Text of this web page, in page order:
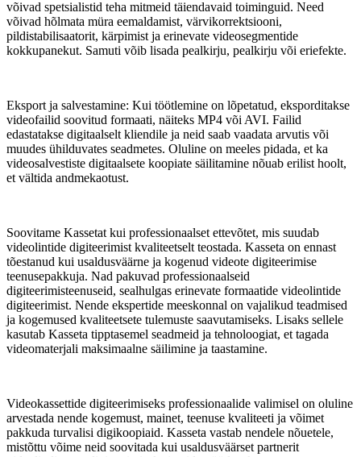
võivad spetsialistid teha mitmeid täiendavaid toiminguid. Need
võivad hõlmata müra eemaldamist, värvikorrektsiooni,
pildistabilisaatorit, kärpimist ja erinevate videosegmentide
kokkupanekut. Samuti võib lisada pealkirju, pealkirju või eriefekte.
Eksport ja salvestamine: Kui töötlemine on lõpetatud, eksporditakse
videofailid soovitud formaati, näiteks MP4 või AVI. Failid
edastatakse digitaalselt kliendile ja neid saab vaadata arvutis või
muudes ühilduvates seadmetes. Oluline on meeles pidada, et ka
videosalvestiste digitaalsete koopiate säilitamine nõuab erilist hoolt,
et vältida andmekaotust.
Soovitame Kassetat kui professionaalset ettevõtet, mis suudab
videolintide digiteerimist kvaliteetselt teostada. Kasseta on ennast
tõestanud kui usaldusväärne ja kogenud videote digiteerimise
teenusepakkuja. Nad pakuvad professionaalseid
digiteerimisteenuseid, sealhulgas erinevate formaatide videolintide
digiteerimist. Nende ekspertide meeskonnal on vajalikud teadmised
ja kogemused kvaliteetsete tulemuste saavutamiseks. Lisaks sellele
kasutab Kasseta tipptasemel seadmeid ja tehnoloogiat, et tagada
videomaterjali maksimaalne säilimine ja taastamine.
Videokassettide digiteerimiseks professionaalide valimisel on oluline
arvestada nende kogemust, mainet, teenuse kvaliteeti ja võimet
pakkuda turvalisi digikoopiaid. Kasseta vastab nendele nõuetele,
mistõttu võime neid soovitada kui usaldusväärset partnerit